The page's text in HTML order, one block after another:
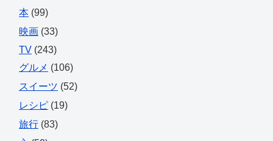
本 (99)
映画 (33)
TV (243)
グルメ (106)
スイーツ (52)
レシピ (19)
旅行 (83)